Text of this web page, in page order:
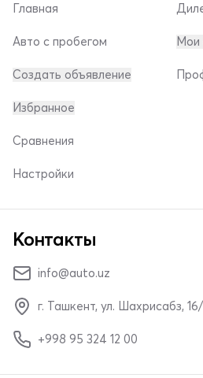
Главная
Авто с пробегом
Создать объявление
Мои
Избранное
Сравнения
Настройки
Контакты
info@auto.uz
г. Ташкент, ул. Шахрисабз, 16/
+998 95 324 12 00